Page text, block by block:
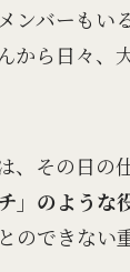
ンバーもい
から日々、
、その日の
」のような
のできない